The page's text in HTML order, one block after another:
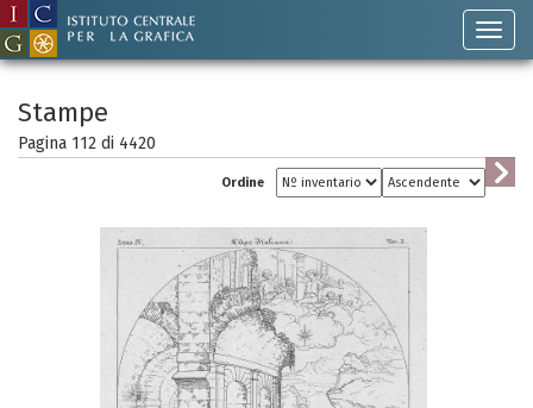
Stampe
Pagina 112 di 4420
Ordine